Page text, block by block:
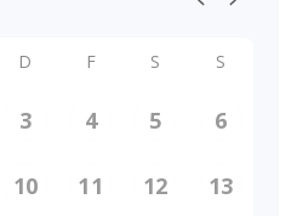
D F S S
3 4 5 6
10 11 12 13